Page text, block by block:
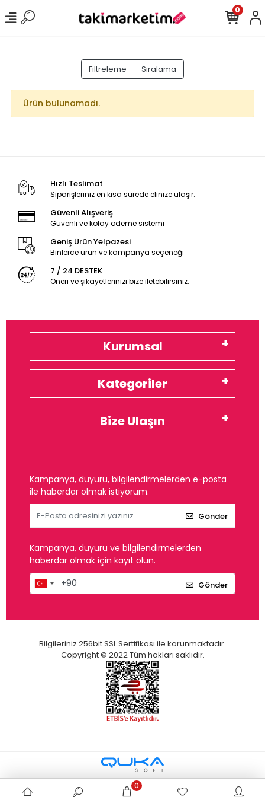
0
Filtreleme Sıralama
Ürün bulunamadı.
Hızlı Teslimat
Siparişleriniz en kısa sürede elinize ulaşır.
Güvenli Alışveriş
Güvenli ve kolay ödeme sistemi
Geniş Ürün Yelpazesi
Binlerce ürün ve kampanya seçeneği
7 / 24 DESTEK
Öneri ve şikayetlerinizi bize iletebilirsiniz.
Kurumsal
Kategoriler
Bize Ulaşın
Kampanya, duyuru, bilgilendirmelerden e-posta
ile haberdar olmak istiyorum.
Gönder
Kampanya, duyuru ve bilgilendirmelerden
haberdar olmak için kayıt olun.
Gönder
Bilgileriniz 256bit SSL Sertifikası ile korunmaktadır.
Copyright © 2022 Tüm hakları saklıdır.
0